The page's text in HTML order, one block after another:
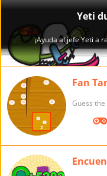
Fan
Guess